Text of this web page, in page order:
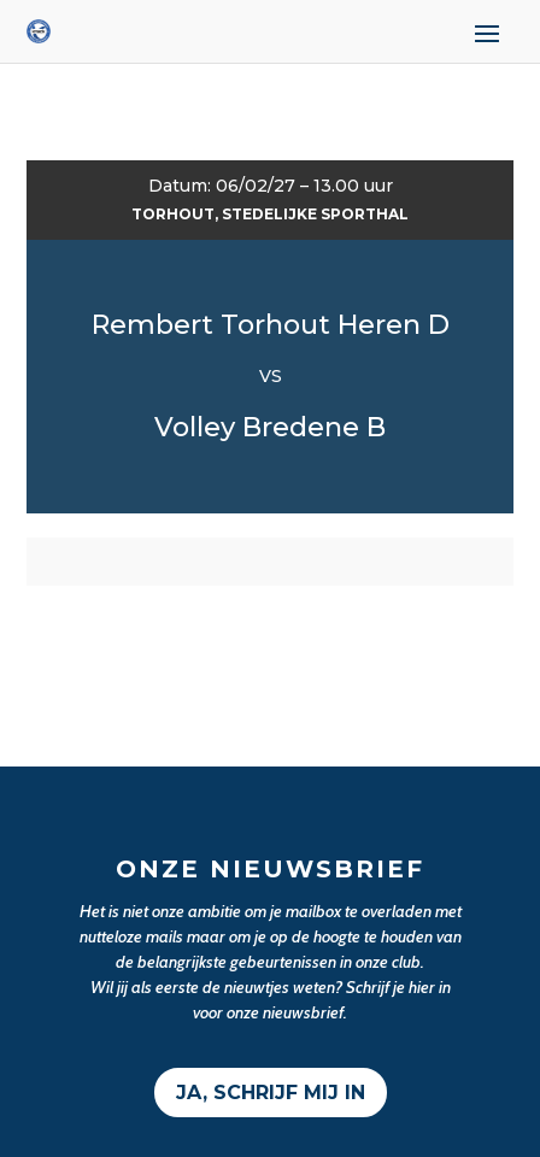
Datum: 06/02/27 – 13.00 uur
TORHOUT, STEDELIJKE SPORTHAL
Rembert Torhout Heren D
VS
Volley Bredene B
ONZE NIEUWSBRIEF
Het is niet onze ambitie om je mailbox te overladen met
nutteloze mails maar om je op de hoogte te houden van
de belangrijkste gebeurtenissen in onze club.
Wil jij als eerste de nieuwtjes weten? Schrijf je hier in
voor onze nieuwsbrief.
JA, SCHRIJF MIJ IN